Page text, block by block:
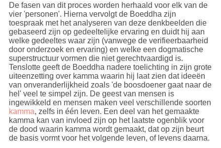
De fasen van dit proces worden herhaald voor elk van de
vier 'personen'. Hierna vervolgt de Boeddha zijn
toespraak met het analyseren van deze denkbeelden die
gebaseerd zijn op gedeeltelijke ervaring en duidt hij aan
welke gedeeltes waar zijn (vanwege de verifieerbaarheid
door onderzoek en ervaring) en welke een dogmatische
superstructuur vormen die niet gerechtvaardigd is.
Tenslotte geeft de Boeddha nadere toelichting in zijn grote
uiteenzetting over kamma waarin hij laat zien dat ideeën
van onveranderlijkheid zoals 'de boosdoener gaat naar de
hel' veel te simpel zijn. De geest van mensen is
ingewikkeld en mensen maken veel verschillende soorten
kamma, zelfs in één leven. Een deel van het gemaakte
kamma kan van invloed zijn op het laatste ogenblik voor
de dood waarin kamma wordt gemaakt, dat op zijn beurt
de basis vormt voor het volgende leven, of levens daarna.